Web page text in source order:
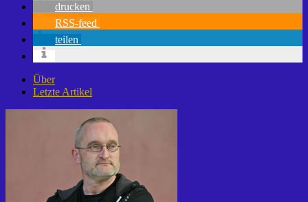
drucken
RSS-feed
teilen
Über
Letzte Artikel